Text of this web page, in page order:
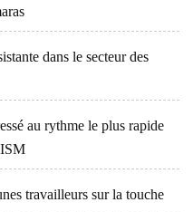
dans le secteur des
au rythme le plus rapide
ISM
travailleurs sur la touche